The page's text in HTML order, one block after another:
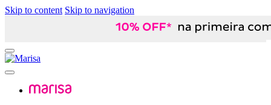
Skip to content Skip to navigation